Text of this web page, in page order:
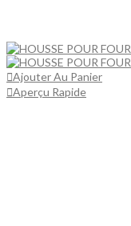
Ajouter Au Panier
Aperçu Rapide